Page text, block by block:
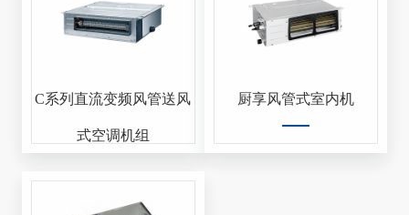
C系列直流变频风管送风
式空调机组
厨享风管式室内机